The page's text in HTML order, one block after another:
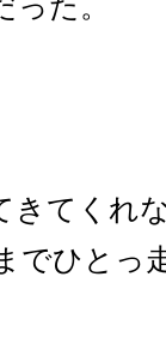
きてくれ
でひとっ